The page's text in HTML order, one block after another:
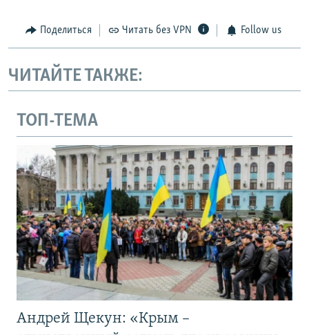
Поделиться Читать без VPN Follow us
ЧИТАЙТЕ ТАКЖЕ:
ТОП-ТЕМА
Андрей Щекун: «Крым –